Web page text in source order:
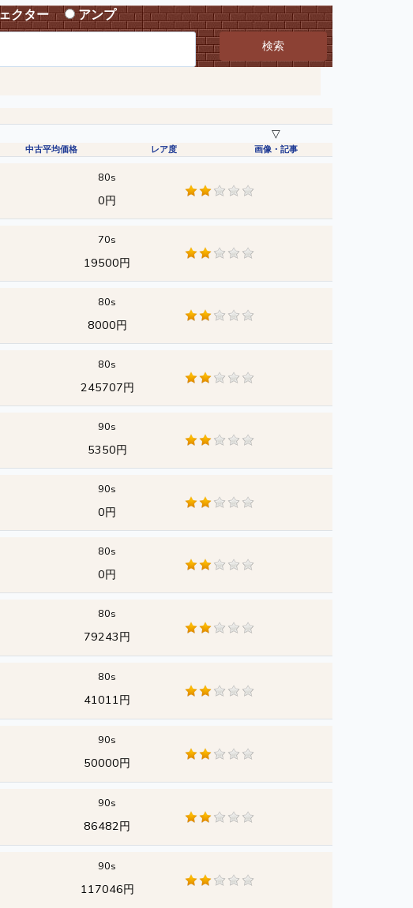
クター アンプ
検索
▽
中古平均価格 レア度 画像・記事
80s
0円
70s
19500円
80s
8000円
80s
245707円
90s
5350円
90s
0円
80s
0円
80s
79243円
80s
41011円
90s
50000円
90s
86482円
90s
117046円